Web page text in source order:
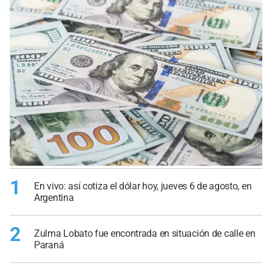
1
En vivo: así cotiza el dólar hoy, jueves 6 de agosto, en
Argentina
2
Zulma Lobato fue encontrada en situación de calle en
Paraná